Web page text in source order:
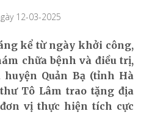
12-03-2025
kể từ ngày khởi công,
chữa bệnh và điều trị,
Quản Bạ (tỉnh Hà
Tô Lâm trao tặng địa
vị thực hiện tích cực